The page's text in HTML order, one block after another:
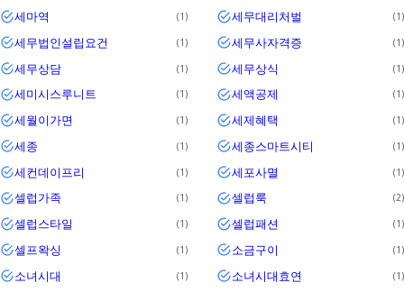
세마역 1 세무대리처벌 1
세무법인설립요건 1 세무사자격증 1
세무상담 1 세무상식 1
세미시스루니트 1 세액공제 1
세월이가면 1 세제혜택 1
세종 1 세종스마트시티 1
세컨데이프리 1 세포사멸 1
셀럽가족 1 셀럽룩 2
셀럽스타일 1 셀럽패션 1
셀프왁싱 1 소금구이 1
소녀시대 1 소녀시대효연 1